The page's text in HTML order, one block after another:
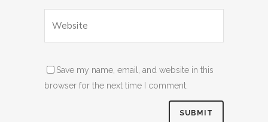
Save my name, email, and website in this
browser for the next time I comment.